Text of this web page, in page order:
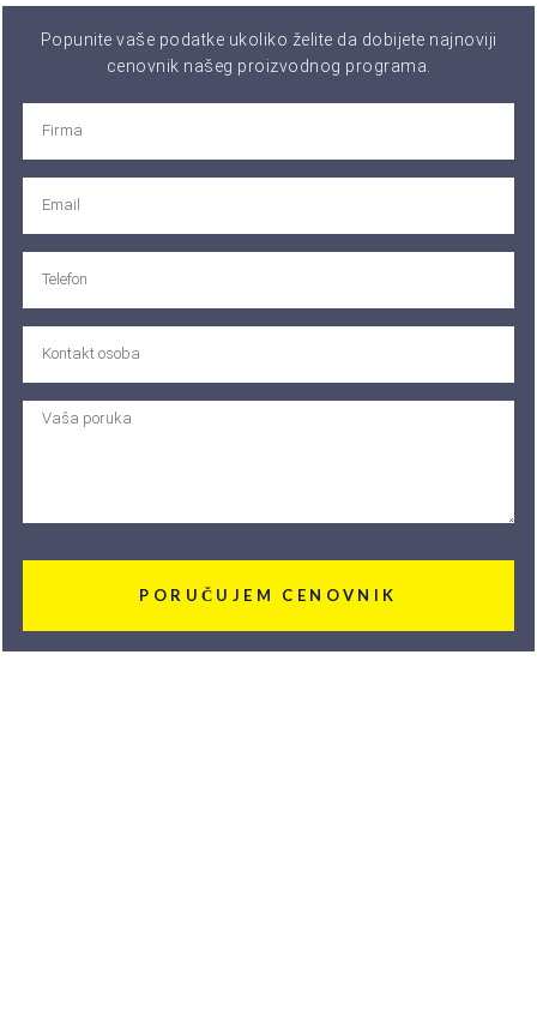
Popunite vaše podatke ukoliko želite da dobijete najnoviji
cenovnik našeg proizvodnog programa.
PORUČUJEM CENOVNIK